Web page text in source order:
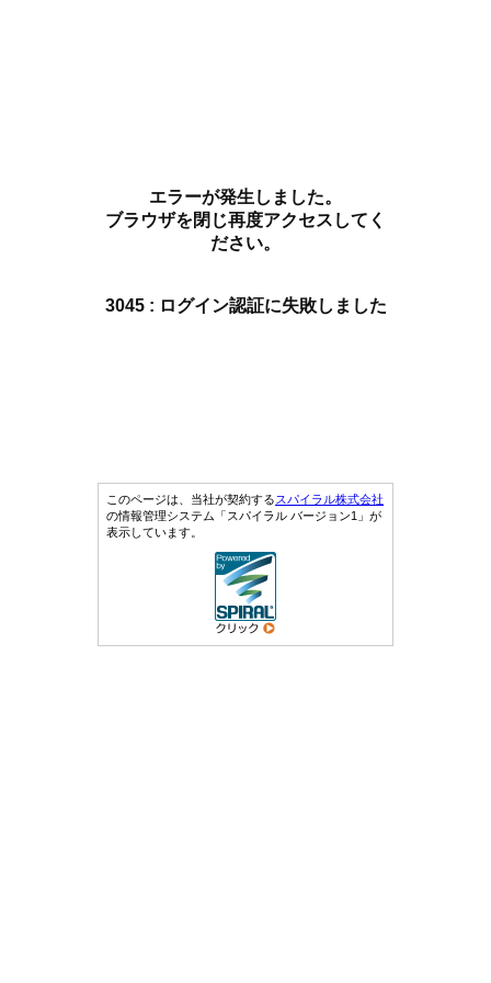
エラーが発生しました。
ブラウザを閉じ再度アクセスしてく
ださい。
3045 : ログイン認証に失敗しました
このページは、当社が契約するスパイラル株式会社
の情報管理システム「スパイラル バージョン1」が
表示しています。